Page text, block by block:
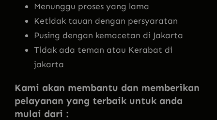
Menunggu proses yang lama
Ketidak tauan dengan persyaratan
Pusing dengan kemacetan di Jakarta
Tidak ada teman atau Kerabat di
jakarta
Kami akan membantu dan memberikan
pelayanan yang terbaik untuk anda
mulai dari :